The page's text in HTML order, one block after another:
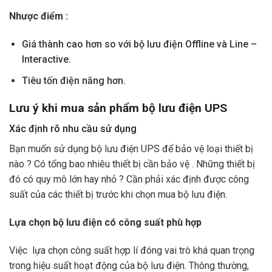
Nhược điểm :
Giá thành cao hơn so với bộ lưu điện Offline và Line –
Interactive.
Tiêu tốn điện năng hơn.
Lưu ý khi mua sản phẩm bộ lưu điện UPS
Xác định rõ nhu cầu sử dụng
Bạn muốn sử dụng bộ lưu điện UPS để bảo vệ loại thiết bị
nào ? Có tổng bao nhiêu thiết bị cần bảo vệ . Những thiết bị
đó có quy mô lớn hay nhỏ ? Cần phải xác định được công
suất của các thiết bị trước khi chọn mua bộ lưu điện.
Lựa chọn bộ lưu điện có công suất phù hợp
Việc lựa chọn công suất hợp lí đóng vai trò khá quan trọng
trong hiệu suất hoạt động của bộ lưu điện. Thông thường,